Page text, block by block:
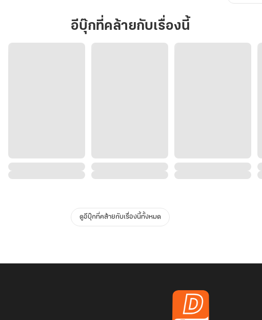
อีบุ๊กที่คล้ายกับเรื่องนี้
ดูอีบุ๊กที่คล้ายกับเรื่องนี้ทั้งหมด